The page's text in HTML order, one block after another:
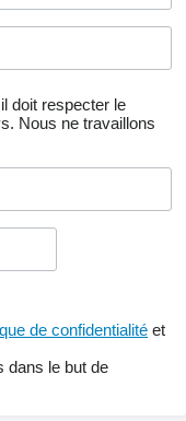
doit respecter le
Nous ne travaillons
de confidentialité et
dans le but de